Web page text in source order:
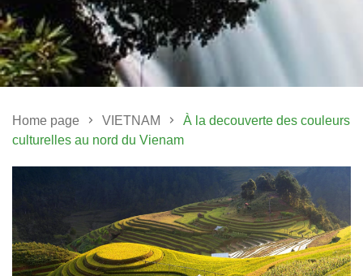
Home page VIETNAM
À la decouverte des couleurs
culturelles au nord du Vienam